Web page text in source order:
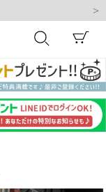
届けについて
プレゼント
届けについて